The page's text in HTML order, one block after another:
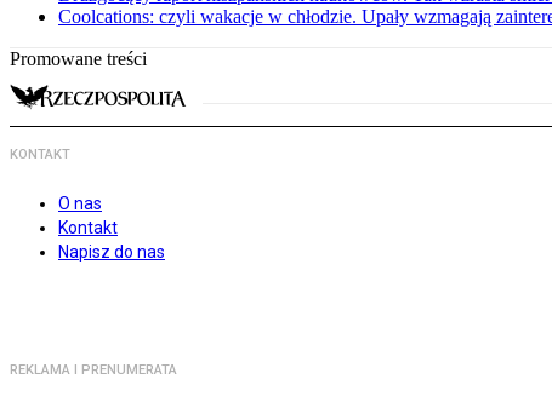
Coolcations: czyli wakacje w chłodzie. Upały wzmagają
Promowane treści
KONTAKT
O nas
Kontakt
Napisz do nas
REKLAMA I PRENUMERATA